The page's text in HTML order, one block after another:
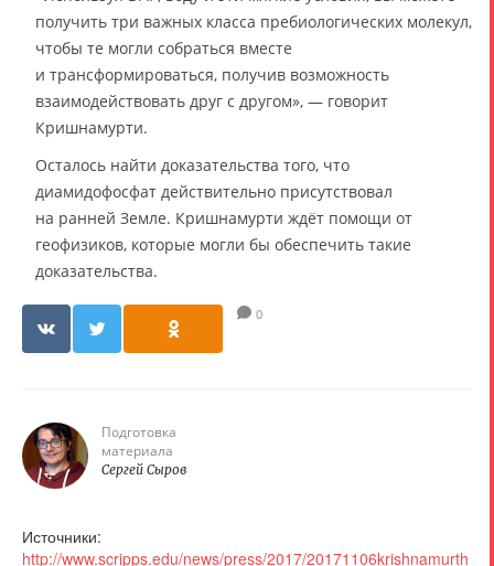
получить три важных класса пребиологических молекул,
чтобы те могли собраться вместе
и трансформироваться, получив возможность
взаимодействовать друг с другом», — говорит
Кришнамурти.
Осталось найти доказательства того, что
диамидофосфат действительно присутствовал
на ранней Земле. Кришнамурти ждёт помощи от
геофизиков, которые могли бы обеспечить такие
доказательства.
0
Подготовка
материала
Сергей Сыров
Источники:
http://www.scripps.edu/news/press/2017/20171106krishnamurth